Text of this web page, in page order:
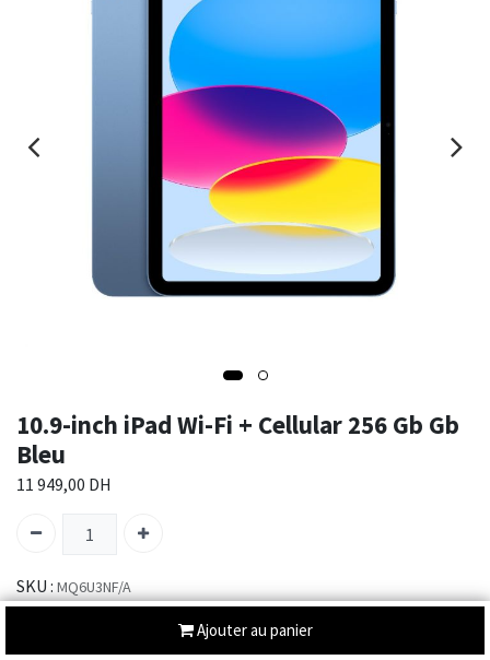
Ajouter au panier
10.9-inch iPad Wi-Fi + Cellular 256 Gb Gb
Bleu
11 949,00 DH
SKU : MQ6U3NF/A
Catégorie :